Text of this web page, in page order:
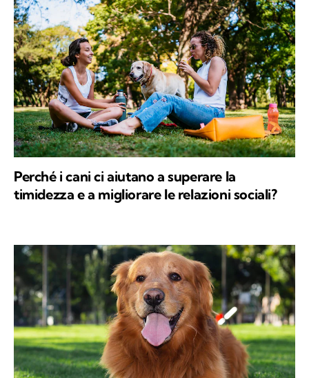
Perché i cani ci aiutano a superare la
timidezza e a migliorare le relazioni sociali?